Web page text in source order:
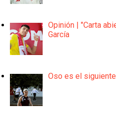
Opinión | "Carta
García
Oso es el